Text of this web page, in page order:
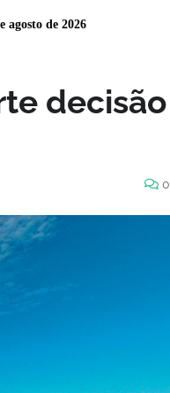
agosto de 2026
decisão
0